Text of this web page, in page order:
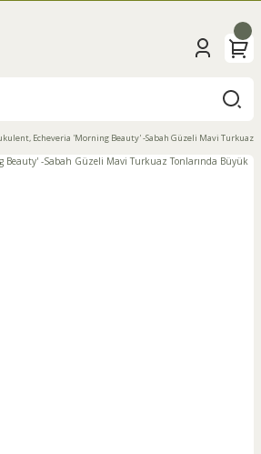
Echeveria 'Morning Beauty' -Sabah Güzeli Mavi Turkuaz